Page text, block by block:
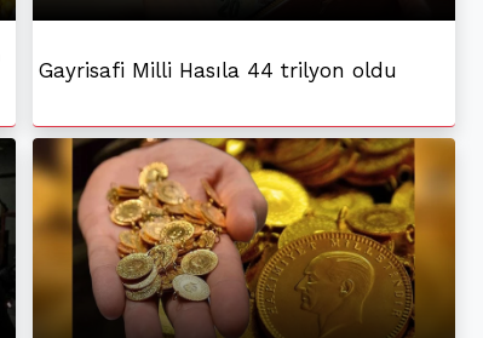
Gayrisafi Milli Hasıla 44 trilyon oldu